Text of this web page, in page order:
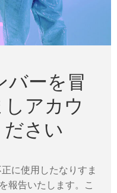
バーを冒
アカウ
さい
に使用したなりすま
報告いたします。こ